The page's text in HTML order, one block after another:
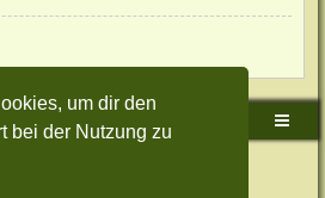
um dir den
bei der Nutzung zu
Foren-Übersicht
© phpBB Limited